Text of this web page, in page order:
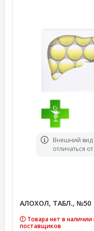
Bнешний вид
отличаться
АЛОХОЛ, ТАБЛ., №50
Товара нет в
поставщиков